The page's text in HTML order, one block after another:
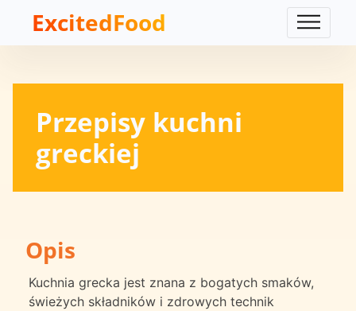
ExcitedFood
Przepisy kuchni
greckiej
Opis
Kuchnia grecka jest znana z bogatych smaków,
świeżych składników i zdrowych technik